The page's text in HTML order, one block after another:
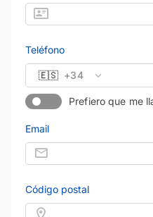
Teléfono
🇪🇸 +34
Prefiero que me
Email
Código postal